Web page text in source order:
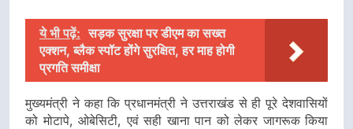
ये भी पढ़ें: सड़क सुरक्षा पर डीएम का सख्त
एक्शन, ब्लैक स्पॉट होंगे सुरक्षित, हर माह होगी
प्रगति समीक्षा
मुख्यमंत्री ने कहा कि प्रधानमंत्री ने उत्तराखंड से ही पूरे देशवासियों
को मोटापे, ओबेसिटी, एवं सही खाना पान को लेकर जागरूक किया